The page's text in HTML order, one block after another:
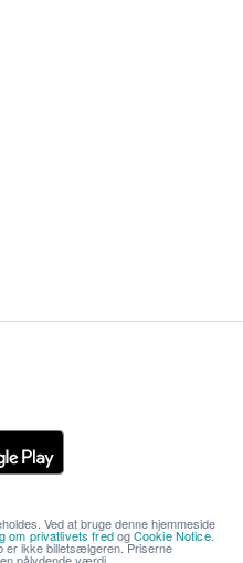
Ved at bruge denne hjemmeside
om privatlivets fredogCookie Notice.
er ikke billetsælgeren. Priserne
pålydende værdi.